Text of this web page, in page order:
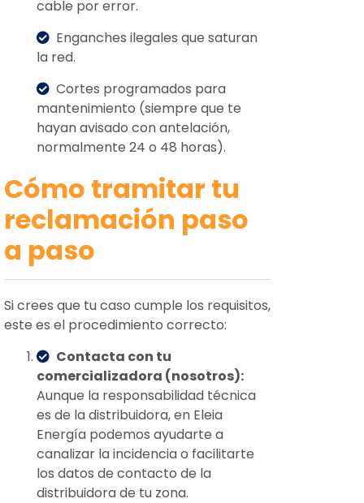
cable por error.
Enganches ilegales que saturan
la red.
Cortes programados para
mantenimiento (siempre que te
hayan avisado con antelación,
normalmente 24 o 48 horas).
Cómo tramitar tu
reclamación paso
a paso
Si crees que tu caso cumple los requisitos,
este es el procedimiento correcto:
Contacta con tu
comercializadora (nosotros):
Aunque la responsabilidad técnica
es de la distribuidora, en Eleia
Energía podemos ayudarte a
canalizar la incidencia o facilitarte
los datos de contacto de la
distribuidora de tu zona.